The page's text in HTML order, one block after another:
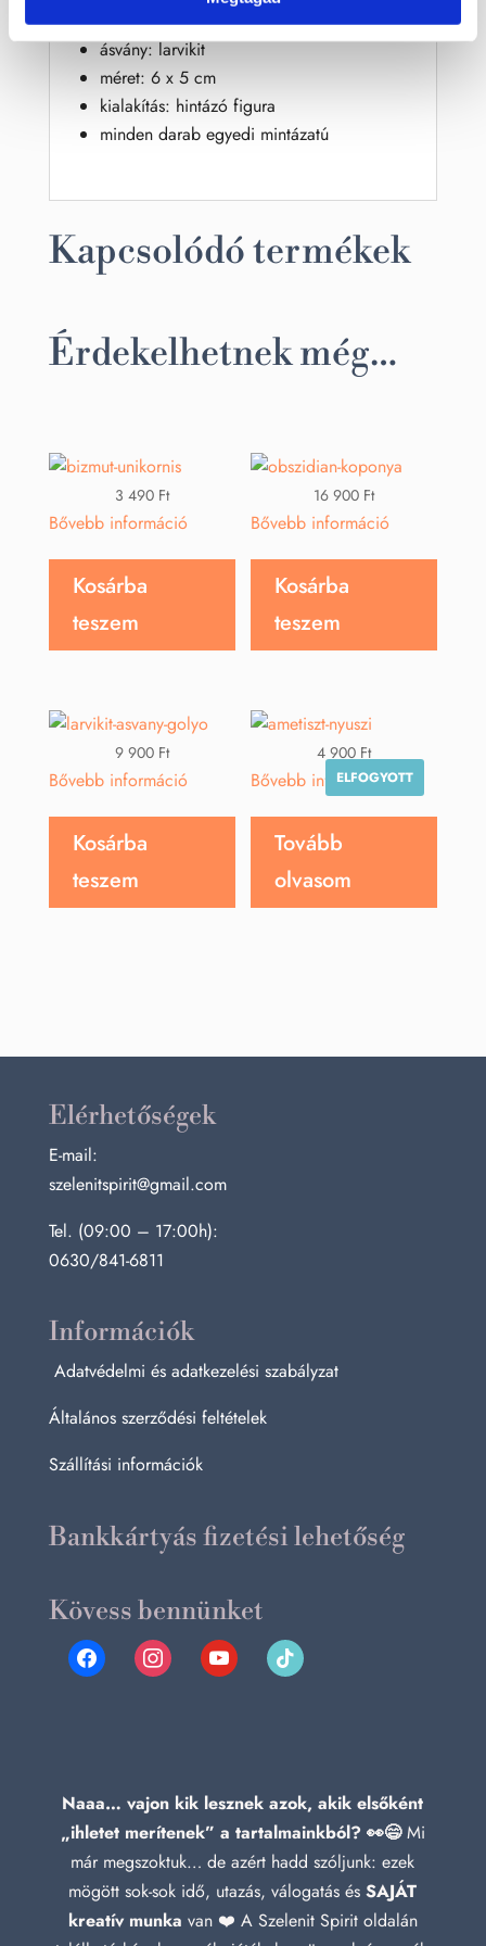
ásvány: larvikit
méret: 6 x 5 cm
kialakítás: hintázó figura
minden darab egyedi mintázatú
Kapcsolódó termékek
Érdekelhetnek még…
3 490 Ft
Bővebb információ
Kosárba
teszem
16 900 Ft
Bővebb információ
Kosárba
teszem
9 900 Ft
Bővebb információ
Kosárba
teszem
ELFOGYOTT
4 900 Ft
Bővebb információ
Tovább
olvasom
Elérhetőségek
E-mail:
szelenitspirit@gmail.com
Tel. (09:00 – 17:00h):
0630/841-6811
Információk
Adatvédelmi és adatkezelési szabályzat
Általános szerződési feltételek
Szállítási információk
Bankkártyás fizetési lehetőség
Kövess bennünket
facebookinstagramyoutube tiktok
Naaa… vajon kik lesznek azok, akik elsőként
„ihletet merítenek” a tartalmainkból? 👀😄Mi
már megszoktuk… de azért hadd szóljunk: ezek
mögött sok-sok idő, utazás, válogatás ésSAJÁT
kreatív munka van ❤️ A Szelenit Spirit oldalán